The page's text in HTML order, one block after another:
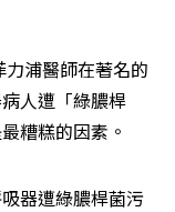
浦醫師在著名的
人遭「綠膿桿
糟糕的因素。
器遭綠膿桿菌污